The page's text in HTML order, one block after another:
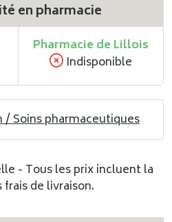
en pharmacie
Pharmacie de Lillois
Indisponible
/ Soins pharmaceutiques
- Tous les prix incluent la
frais de livraison.